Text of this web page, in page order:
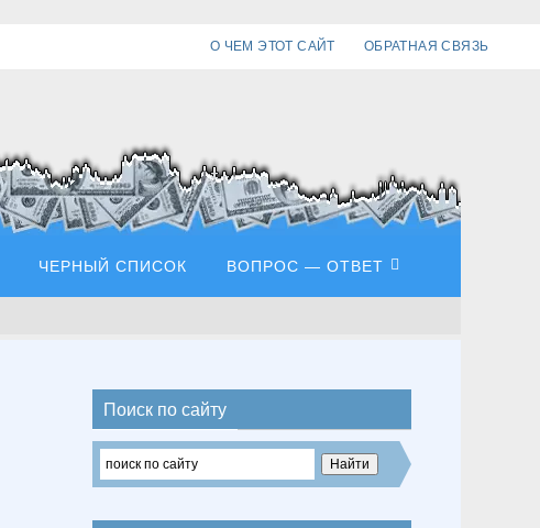
О ЧЕМ ЭТОТ САЙТ ОБРАТНАЯ СВЯЗЬ
ЧЕРНЫЙ СПИСОК ВОПРОС — ОТВЕТ
Поиск по сайту